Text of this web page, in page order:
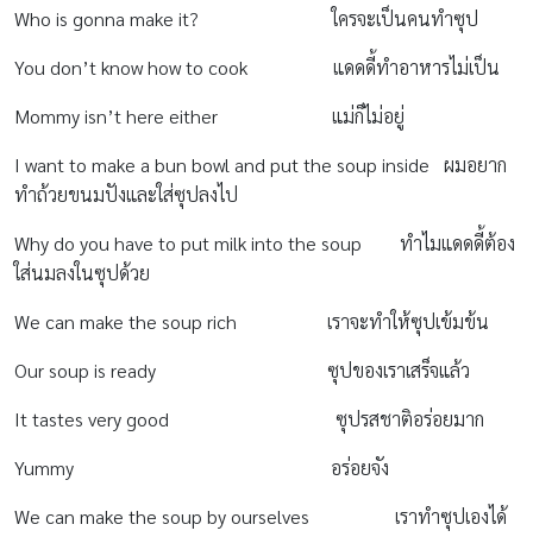
Who is gonna make it? ใครจะเป็นคนทำซุป
You don’t know how to cook แดดดี้ทำอาหารไม่เป็น
Mommy isn’t here either แม่ก็ไม่อยู่
I want to make a bun bowl and put the soup inside ผมอยาก
ทำถ้วยขนมปังและใส่ซุปลงไป
Why do you have to put milk into the soup ทำไมแดดดี้ต้อง
ใส่นมลงในซุปด้วย
We can make the soup rich เราจะทำให้ซุปเข้มข้น
Our soup is ready ซุปของเราเสร็จแล้ว
It tastes very good ซุปรสชาติอร่อยมาก
Yummy อร่อยจัง
We can make the soup by ourselves เราทำซุปเองได้